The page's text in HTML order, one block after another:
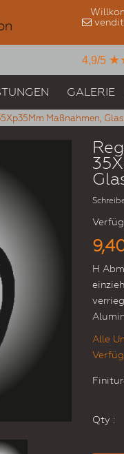
4,9/5
GALERIE
Maßnahmen,
H
Alle
Qty :